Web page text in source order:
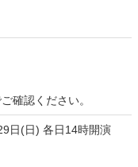
確認ください。
日(日) 各日14時開演